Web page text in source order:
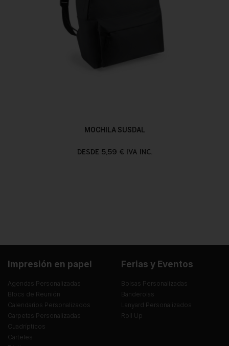
MOCHILA SUSDAL
DESDE 5,59 € IVA INC.
Impresión en papel
Agendas Personalizadas
Blocs de Reunión
Calendarios Personalizados
Carpetas Personalizadas
Cuadrípticos
Carteles
Ferias y Eventos
Bolsas Personalizadas
Banderolas
Lanyard Personalizados
Roll Up